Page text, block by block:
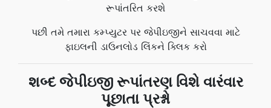
રૂપાંતરિત કરશે
પછી તમે તમારા કમ્પ્યુટર પર જેપીઇજીને સાચવવા માટે
ફાઇલની ડાઉનલોડ લિંકને ક્લિક કરો
શબ્દ જેપીઇજી રૂપાંતરણ વિશે વારંવાર
પૂછાતા પ્રશ્નો